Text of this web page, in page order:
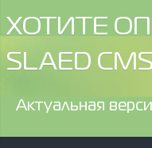
ХОТИТЕ
SLAED
Aктуальная